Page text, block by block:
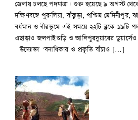
জেলায় চলছে পদযাত্রা। শুরু হয়েছে ৯ অগস্ট
দক্ষিণবঙ্গে পুরুলিয়া, বাঁকুড়া, পশ্চিম মেদিনীপুর,
বর্ধমান ও বীরভূমে এই সময়ে ২২টি ব্লকে ১৯টি
এছাড়াও জলপাইগুড়ি ও আলিপুরদুয়ারের ডুয়ার্সেও
উদ্যোক্তা ‘বনাধিকার ও প্রকৃতি বাঁচাও […]